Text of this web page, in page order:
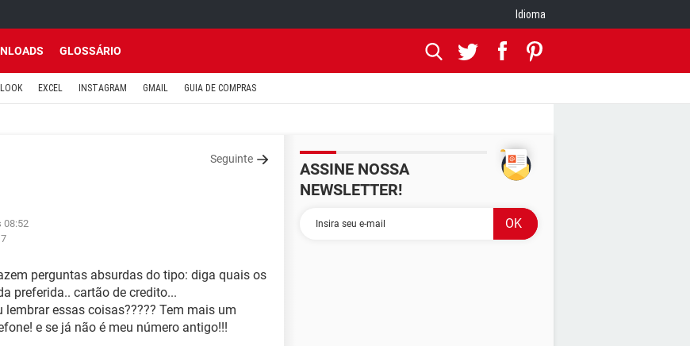
Idioma
GLOSSÁRIO
EXCEL INSTAGRAM GMAIL GUIA DE COMPRAS
Seguinte
08:52
perguntas absurdas do tipo: diga quais os
preferida.. cartão de credito...
lembrar essas coisas????? Tem mais um
e se já não é meu número antigo!!!
ASSINE NOSSA
NEWSLETTER!